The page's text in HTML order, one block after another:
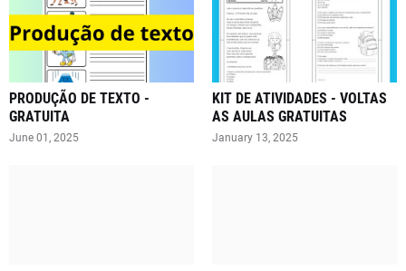
PRODUÇÃO DE TEXTO -
GRATUITA
June 01, 2025
KIT DE ATIVIDADES - VOLTAS
AS AULAS GRATUITAS
January 13, 2025